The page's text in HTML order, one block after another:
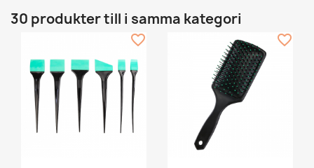
30 produkter till i samma kategori
favorite_border favorite_border